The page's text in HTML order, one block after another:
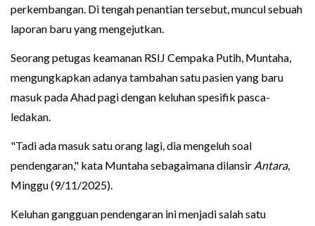
perkembangan. Di tengah penantian tersebut, muncul sebuah
laporan baru yang mengejutkan.
Seorang petugas keamanan RSIJ Cempaka Putih, Muntaha,
mengungkapkan adanya tambahan satu pasien yang baru
masuk pada Ahad pagi dengan keluhan spesifik pasca-
ledakan.
"Tadi ada masuk satu orang lagi, dia mengeluh soal
pendengaran," kata Muntaha sebagaimana dilansir Antara,
Minggu (9/11/2025).
Keluhan gangguan pendengaran ini menjadi salah satu